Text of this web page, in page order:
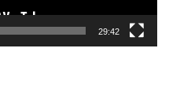
29:42